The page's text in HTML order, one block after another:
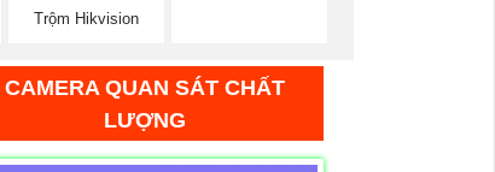
Trộm Hikvision
CAMERA QUAN SÁT CHẤT
LƯỢNG